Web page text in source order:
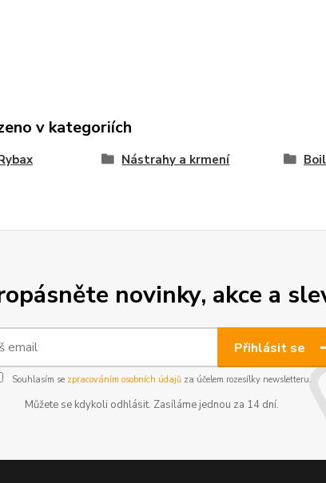
v kategoriích
Nástrahy a krmení
novinky, akce a
Přihlásit se
Souhlasím se zpracováním osobních údajůza účelem rozesílky newsletteru.
Můžete se kdykoli odhlásit. Zasíláme jednou za 14 dní.